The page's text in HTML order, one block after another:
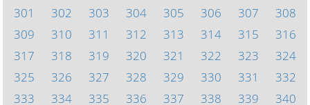
301
302 303 304 305 306 307
308
309
310 311 312 313 314 315
316
317
318 319 320 321 322 323
324
325
326 327 328 329 330 331
332
333
334 335 336 337 338 339 340